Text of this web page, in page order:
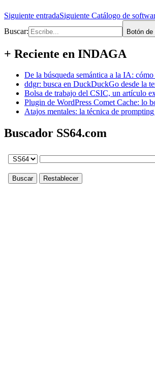
Siguiente entradaSiguiente Catálogo de
Buscar:
Botón de
+ Reciente en INDAGA
De la búsqueda semántica a la IA:
ddgr: busca en DuckDuckGo desde la
Bolsa de trabajo del CSIC, un artículo
Plugin de WordPress Comet Cache: lo
Atajos mentales: la técnica de
Buscador SS64.com